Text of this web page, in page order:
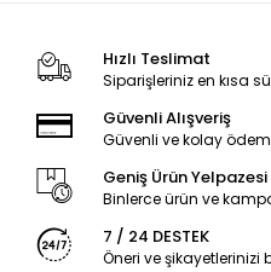
Hızlı Teslimat
Siparişleriniz en kısa
Güvenli Alışveriş
Güvenli ve kolay
Geniş Ürün Yelpazesi
Binlerce ürün ve
7 / 24 DESTEK
Öneri ve şikayetlerinizi